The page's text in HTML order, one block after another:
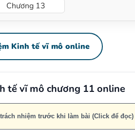
Chương 13
Kinh tế vĩ mô online
tế vĩ mô chương 11 online
nhiệm trước khi làm bài (Click để đọc)